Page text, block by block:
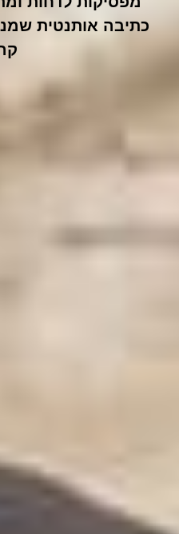
כתיבה אותנטית